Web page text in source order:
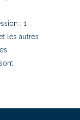
: 1
les autres